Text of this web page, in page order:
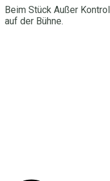
Beim Stück Außer
auf der Bühne.